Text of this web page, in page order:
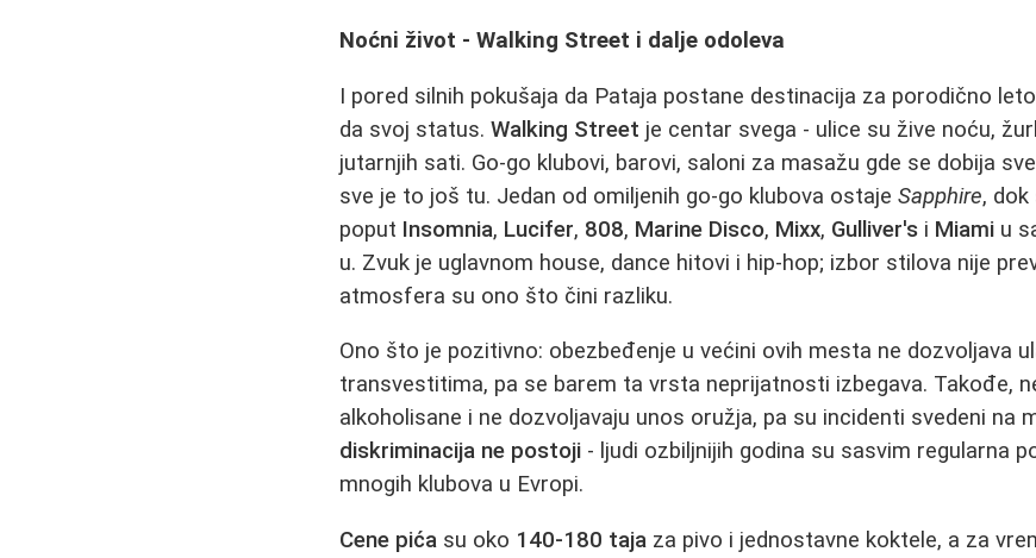
Noćni život - Walking Street i dalje odoleva
I pored silnih pokušaja da Pataja postane destinacija za porodično
da svoj status.Walking Street je centar svega - ulice su žive noću,
jutarnjih sati. Go-go klubovi, barovi, saloni za masažu gde se dobija
sve je to još tu. Jedan od omiljenih go-go klubova ostajeSapphire, dok
poput Insomnia, Lucifer, 808, Marine Disco, Mixx, Gulliver's i Miami u
u. Zvuk je uglavnom house, dance hitovi i hip-hop; izbor stilova nije
atmosfera su ono što čini razliku.
Ono što je pozitivno: obezbeđenje u većini ovih mesta ne dozvoljava
transvestitima, pa se barem ta vrsta neprijatnosti izbegava. Takođe,
alkoholisane i ne dozvoljavaju unos oružja, pa su incidenti svedeni na
diskriminacija ne postoji - ljudi ozbiljnijih godina su sasvim regularna
mnogih klubova u Evropi.
Cene pića su oko 140-180 taja za pivo i jednostavne koktele, a za